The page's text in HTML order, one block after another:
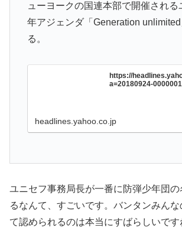
ューヨークの国連本部で開催される
年アジェンダ「Generation
る。
https://
a=20180924-
headlines.yahoo.co.jp
ユニセフ事務局長が一番に防弾少年団
るなんて、すごいです。バンタンみん
て認められるのは本当にすばらしいです